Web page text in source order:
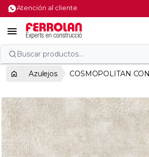
Atención al cliente

Buscar productos...
Azulejos COSMOPOLITAN